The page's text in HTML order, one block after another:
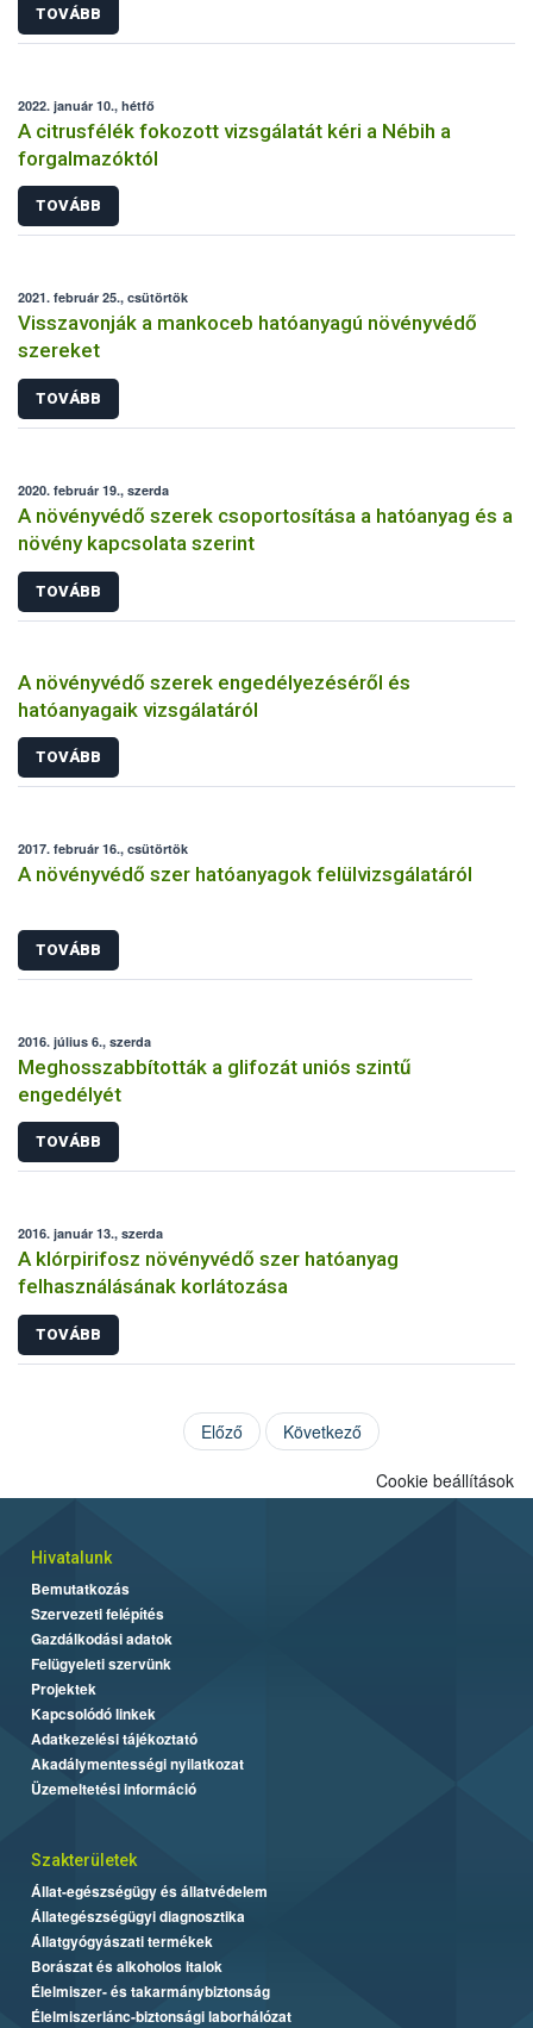
TOVÁBB
2022. január 10., hétfő
A citrusfélék fokozott vizsgálatát kéri a Nébih a
forgalmazóktól
TOVÁBB
2021. február 25., csütörtök
Visszavonják a mankoceb hatóanyagú növényvédő
szereket
TOVÁBB
2020. február 19., szerda
A növényvédő szerek csoportosítása a hatóanyag és a
növény kapcsolata szerint
TOVÁBB
A növényvédő szerek engedélyezéséről és
hatóanyagaik vizsgálatáról
TOVÁBB
2017. február 16., csütörtök
A növényvédő szer hatóanyagok felülvizsgálatáról
TOVÁBB
2016. július 6., szerda
Meghosszabbították a glifozát uniós szintű
engedélyét
TOVÁBB
2016. január 13., szerda
A klórpirifosz növényvédő szer hatóanyag
felhasználásának korlátozása
TOVÁBB
Előző Következő
Cookie beállítások
Hivatalunk
Bemutatkozás
Szervezeti felépítés
Gazdálkodási adatok
Felügyeleti szervünk
Projektek
Kapcsolódó linkek
Adatkezelési tájékoztató
Akadálymentességi nyilatkozat
Üzemeltetési információ
Szakterületek
Állat-egészségügy és állatvédelem
Állategészségügyi diagnosztika
Állatgyógyászati termékek
Borászat és alkoholos italok
Élelmiszer- és takarmánybiztonság
Élelmiszerlánc-biztonsági laborhálózat